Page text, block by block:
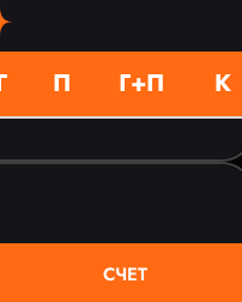
П Г+П К
СЧЕТ